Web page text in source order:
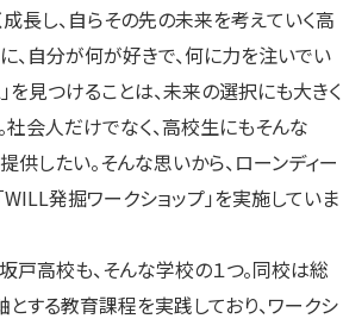
開
き
ま
す）
開
き
ま
す）
開
き
ま
す）
長し、自らその先の未来を考えていく高
、自分が何が好きで、何に力を注いでい
を見つけることは、未来の選択にも大きく
社会人だけでなく、高校生にもそんな
供したい。そんな思いから、ローンディー
発掘ワークショップ」を実施していま
高校も、そんな学校の１つ。同校は総
とする教育課程を実践しており、ワークシ